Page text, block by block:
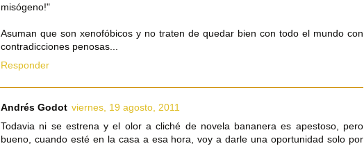
misógeno!"
Asuman que son xenofóbicos y no traten de quedar bien con todo el mundo con
contradicciones penosas...
Responder
Andrés Godot viernes, 19 agosto, 2011
Todavia ni se estrena y el olor a cliché de novela bananera es apestoso, pero
bueno, cuando esté en la casa a esa hora, voy a darle una oportunidad solo por